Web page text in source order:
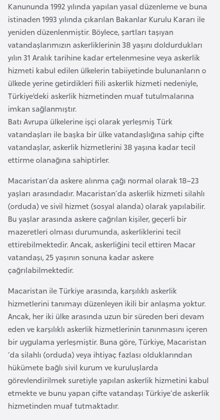
Kanununda 1992 yılında yapılan yasal düzenleme ve buna
istinaden 1993 yılında çıkarılan Bakanlar Kurulu Kararı ile
yeniden düzenlenmiştir. Böylece, şartları taşıyan
vatandaşlarımızın askerliklerinin 38 yaşını doldurdukları
yılın 31 Aralık tarihine kadar ertelenmesine veya askerlik
hizmeti kabul edilen ülkelerin tabiiyetinde bulunanların o
ülkede yerine getirdikleri fiili askerlik hizmeti nedeniyle,
Türkiye’deki askerlik hizmetinden muaf tutulmalarına
imkan sağlanmıştır.
Batı Avrupa ülkelerine işçi olarak yerleşmiş Türk
vatandaşları ile başka bir ülke vatandaşlığına sahip çifte
vatandaşlar, askerlik hizmetlerini 38 yaşına kadar tecil
ettirme olanağına sahiptirler.
Macaristan´da askere alınma çağı normal olarak 18–23
yaşları arasındadır. Macaristan´da askerlik hizmeti silahlı
(orduda) ve sivil hizmet (sosyal alanda) olarak yapılabilir.
Bu yaşlar arasında askere çağrılan kişiler, geçerli bir
mazeretleri olması durumunda, askerliklerini tecil
ettirebilmektedir. Ancak, askerliğini tecil ettiren Macar
vatandaşı, 25 yaşının sonuna kadar askere
çağrılabilmektedir.
Macaristan ile Türkiye arasında, karşılıklı askerlik
hizmetlerini tanımayı düzenleyen ikili bir anlaşma yoktur.
Ancak, her iki ülke arasında uzun bir süreden beri devam
eden ve karşılıklı askerlik hizmetlerinin tanınmasını içeren
bir uygulama yerleşmiştir. Buna göre, Türkiye, Macaristan
´da silahlı (orduda) veya ihtiyaç fazlası olduklarından
hükümete bağlı sivil kurum ve kuruluşlarda
görevlendirilmek suretiyle yapılan askerlik hizmetini kabul
etmekte ve bunu yapan çifte vatandaşı Türkiye´de askerlik
hizmetinden muaf tutmaktadır.
H
i
n
d
i
s
t
a
n
H
ı
v
a
t
s
t
a
n
H
o
l
l
a
n
d
a